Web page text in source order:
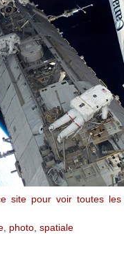
site pour voir toutes
, photo, spatiale